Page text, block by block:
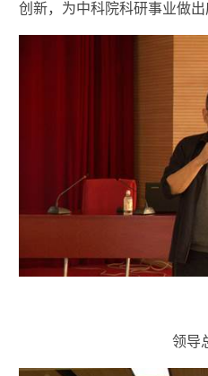
创新，为中科院科研事业做出
领导